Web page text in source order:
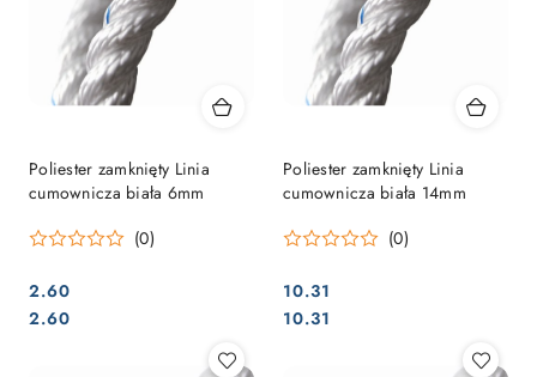
Poliester zamknięty Linia
cumownicza biała 6mm
(0)
Cena:
2.60
Cena:
2.60
Poliester zamknięty Linia
cumownicza biała 14mm
(0)
Cena:
10.31
Cena:
10.31